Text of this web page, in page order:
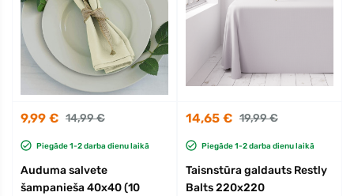
9,99 € 14,99 €
Piegāde 1-2 darba dienu laikā
Auduma salvete
šampanieša 40x40 (10
14,65 € 19,99 €
Piegāde 1-2 darba dienu laikā
Taisnstūra galdauts Restly
Balts 220x220